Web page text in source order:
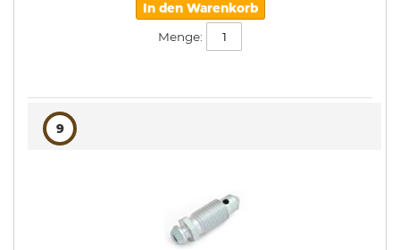
In den Warenkorb
Menge:
9